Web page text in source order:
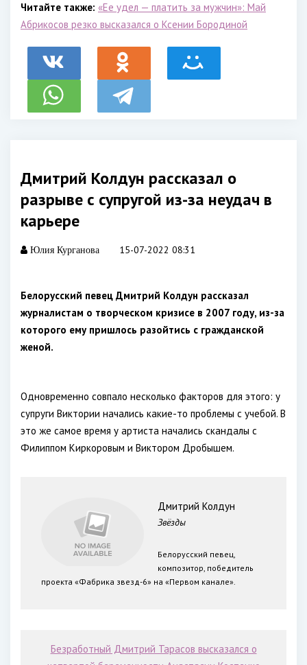
Читайте также: «Ее удел — платить за мужчин»: Май
Абрикосов резко высказался о Ксении Бородиной
Дмитрий Колдун рассказал о
разрыве с супругой из-за неудач в
карьере
Юлия Курганова 15-07-2022 08:31
Белорусский певец Дмитрий Колдун рассказал
журналистам о творческом кризисе в 2007 году, из-за
которого ему пришлось разойтись с гражданской
женой.
Одновременно совпало несколько факторов для этого: у
супруги Виктории начались какие-то проблемы с учебой. В
это же самое время у артиста начались скандалы с
Филиппом Киркоровым и Виктором Дробышем.
Дмитрий Колдун
Звёзды
Белорусский певец,
композитор, победитель
проекта «Фабрика звезд-6» на «Первом канале».
Безработный Дмитрий Тарасов высказался о